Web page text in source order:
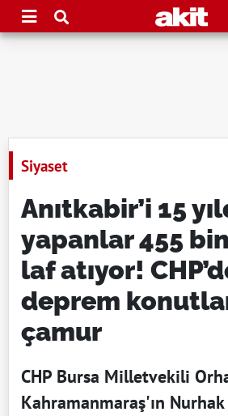
Siyaset
Anıtkabir’i 15
yapanlar 455
laf atıyor!
deprem
çamur
CHP Bursa Milletvekili
Kahramanmaraş'ın